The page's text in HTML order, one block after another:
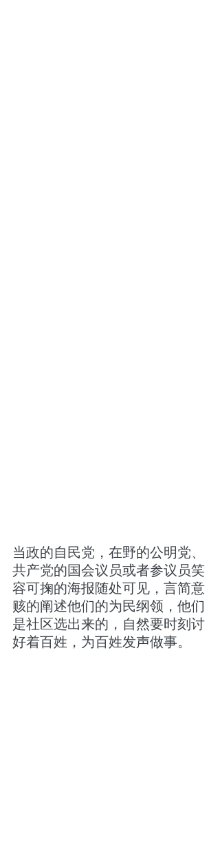
当政的自民党，在野的公明党、
共产党的国会议员或者参议员笑
容可掬的海报随处可见，言简意
赅的阐述他们的为民纲领，他们
是社区选出来的，自然要时刻讨
好着百姓，为百姓发声做事。